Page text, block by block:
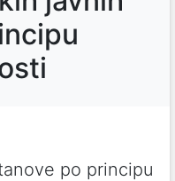
po principu